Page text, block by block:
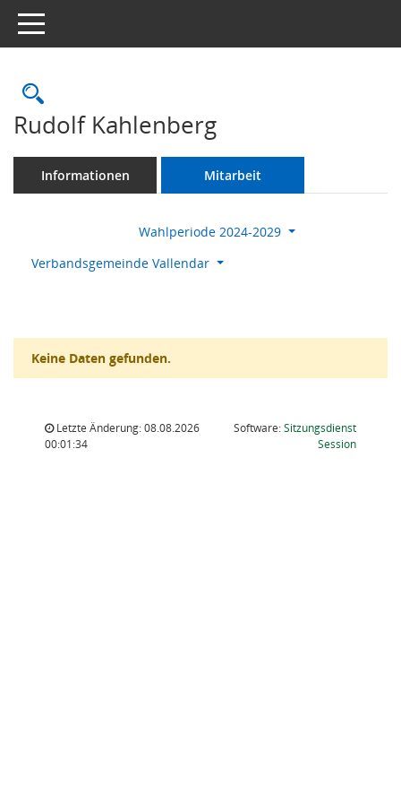
Toggle navigation
Rechercheauswahl
Rudolf Kahlenberg
Informationen Mitarbeit
Wahlperiode 2024-2029
Verbandsgemeinde Vallendar
Keine Daten gefunden.
Letzte Änderung: 08.08.2026
00:01:34
Software:Sitzungsdienst
Session(Wird in